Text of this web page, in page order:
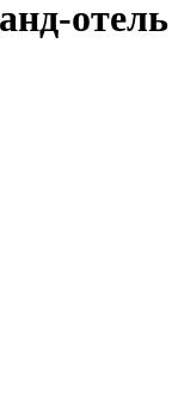
отель